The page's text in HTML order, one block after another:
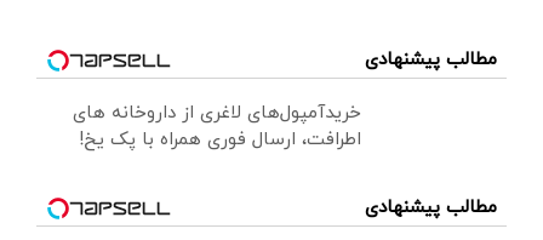
مطالب پیشنهادی
خریدآمپول‌های لاغری از داروخانه های
اطرافت، ارسال فوری همراه با پک یخ!
مطالب پیشنهادی